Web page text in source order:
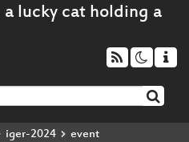
iger-2024 event